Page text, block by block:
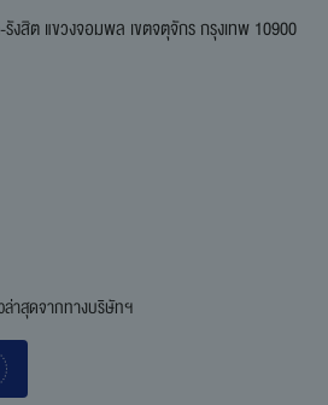
สิต แขวงจอมพล เขตจตุจักร กรุงเทพ 10900
ล่าสุดจากทางบริษัทฯ